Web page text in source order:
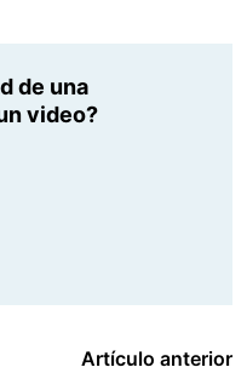
de una
video?
Artículo anterior